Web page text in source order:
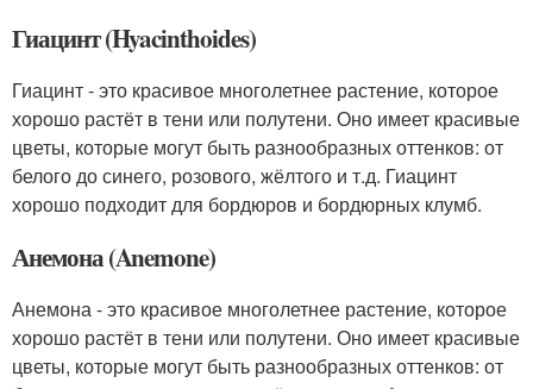
Гиацинт (Hyacinthoides)
Гиацинт - это красивое многолетнее растение, которое
хорошо растёт в тени или полутени. Оно имеет красивые
цветы, которые могут быть разнообразных оттенков: от
белого до синего, розового, жёлтого и т.д. Гиацинт
хорошо подходит для бордюров и бордюрных клумб.
Анемона (Anemone)
Анемона - это красивое многолетнее растение, которое
хорошо растёт в тени или полутени. Оно имеет красивые
цветы, которые могут быть разнообразных оттенков: от